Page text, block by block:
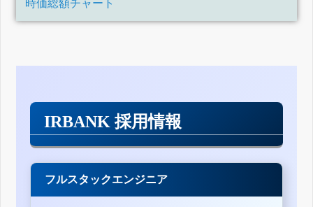
時価総額チャート
IRBANK 採用情報
フルスタックエンジニア